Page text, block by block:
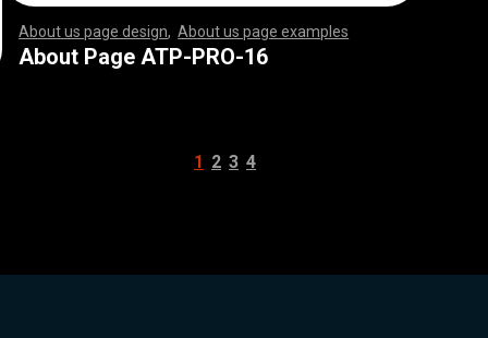
About us page design ,About us page examples
,,,,,,,,,,,,,,,,,,,,,,,, ,,,,,,,,,,,,,,,,,,,,,,,,,,,
,,,,,,,,,,,,,,,,,,,,,,,, ,,,,,,,,,,,,,,,,,,,,,,,,,,,
,,,,,,,,,,,,,,,,,,,,,,,, ,,,,,,,,,,,,,,,,,,,,,,,,,,,
,,,,,,,,,,,,,,,,,,,,,,,, ,,,,,,,,,,,,,,,,,,,,,,,,,,,
,,,,,,,,,,,,,,,,,,,,,,,, ,,,,,,,,,,,,,,,,,,,,,,,,,,,
,,,,,,,,,,,,,,,,,,,,,,,, ,,,,,,,,,,,,,,,,,,,,,,,,,,,
,,,,,,,,,,,,,,,,,,,,,,,, ,,,,,,,,,,,,,,,,,,,,,,,,,,,
,,,,,,,,,,,,,,,,,,,,,,,, ,,,,,,,,,,,,,,,,,,,,,,,,,,,
,,
About Page ATP-PRO-16
1 2 3 4